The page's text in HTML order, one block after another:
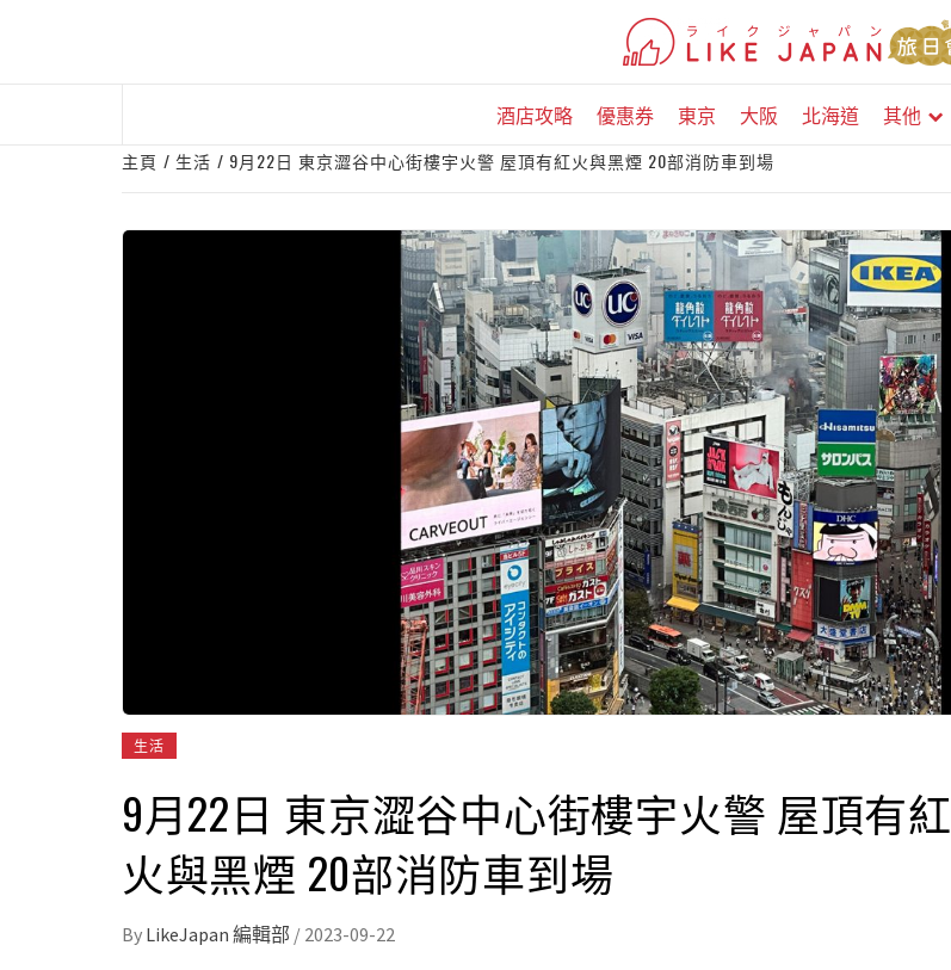
酒店攻略 優惠券 東京 大阪 北海道 其他
主頁 生活 9月22日 東京澀谷中心街樓宇火警 屋頂有紅火與黑煙 20部消防車到場
生活
9月22日 東京澀谷中心街樓宇火警 屋頂有紅
火與黑煙 20部消防車到場
By LikeJapan 編輯部 / 2023-09-22